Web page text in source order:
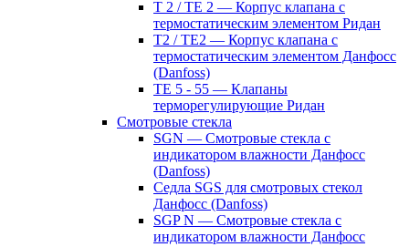
T 2 / TE 2 — Корпус клапана с
термостатическим элементом Ридан
T2 / TE2 — Корпус клапана с
термостатическим элементом Данфосс
(Danfoss)
TE 5 - 55 — Клапаны
терморегулирующие Ридан
Смотровые стекла
SGN — Смотровые стекла с
индикатором влажности Данфосс
(Danfoss)
Седла SGS для смотровых стекол
Данфосс (Danfoss)
SGP N — Смотровые стекла с
индикатором влажности Данфосс